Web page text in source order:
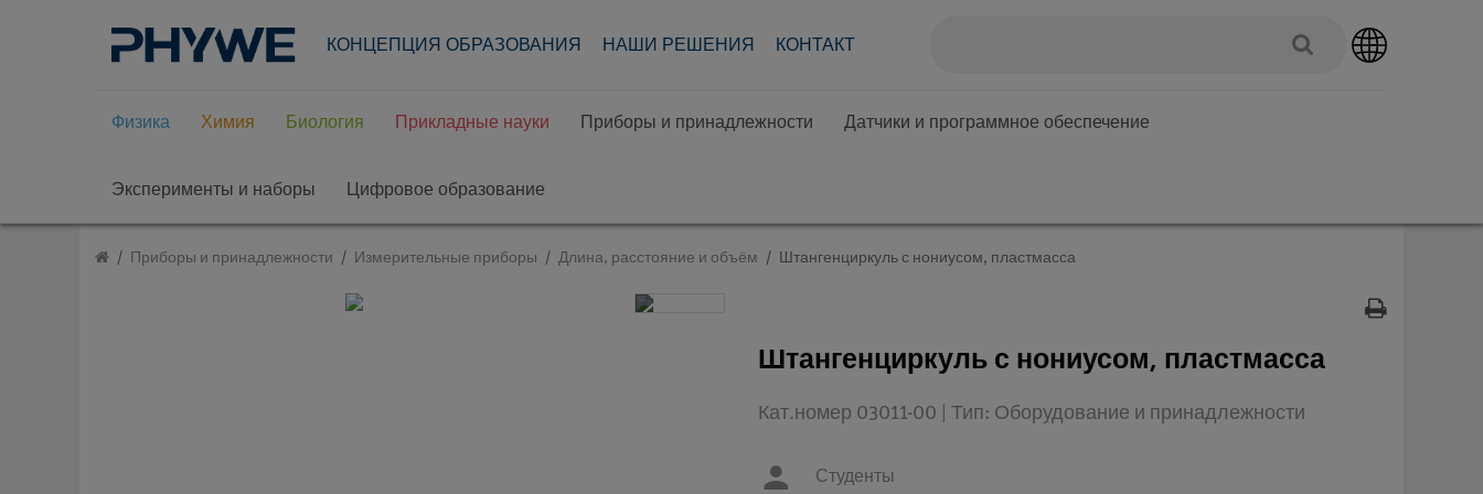
КОНЦЕПЦИЯ ОБРАЗОВАНИЯ НАШИ РЕШЕНИЯ КОНТАКТ
Физика Химия Биология Прикладные науки Приборы и принадлежности Датчики и программное обеспечение
Эксперименты и наборы Цифровое образование
Приборы и принадлежности Измерительные приборы Длина, расстояние и объём Штангенциркуль с нониусом, пластмасса
Штангенциркуль с нониусом, пластмасса
Кат.номер 03011-00 | Тип: Оборудование и принадлежности
Студенты